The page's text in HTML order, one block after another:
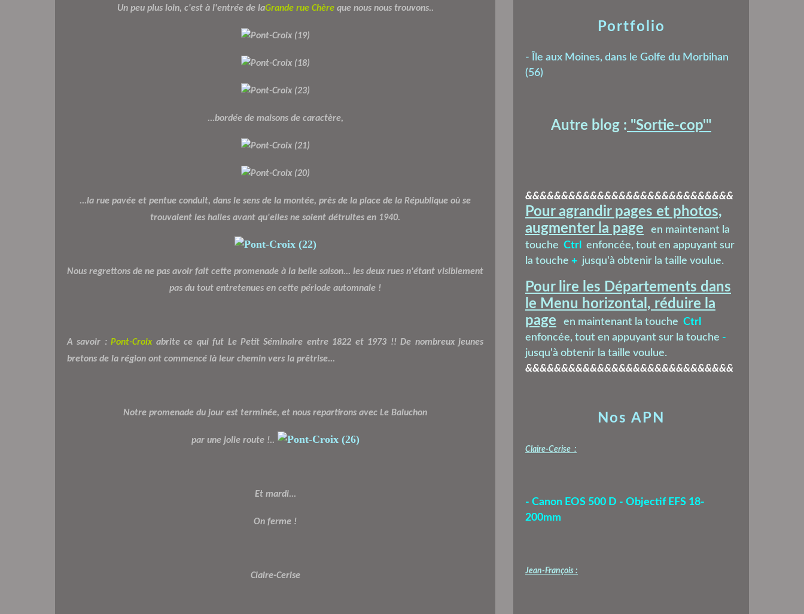
Un peu plus loin, c'est à l'entrée de laGrande rue Chère que nous nous trouvons..
...bordée de maisons de caractère,
...la rue pavée et pentue conduit, dans le sens de la montée, près de la place de la République où se
trouvaient les halles avant qu'elles ne soient détruites en 1940.
Nous regrettons de ne pas avoir fait cette promenade à la belle saison... les deux rues n'étant visiblement
pas du tout entretenues en cette période automnale !
A savoir :Pont-Croix abrite ce qui fut Le Petit Séminaire entre 1822 et 1973 !! De nombreux jeunes
bretons de la région ont commencé là leur chemin vers la prêtrise...
Notre promenade du jour est terminée, et nous repartirons avec Le Baluchon
par une jolie route !..
Et mardi...
On ferme !
Claire-Cerise
Nos APN
Claire-Cerise :
- Canon EOS 500 D - Objectif EFS 18-
200mm
Jean-François :
Portfolio
- Île aux Moines, dans le Golfe du Morbihan
(56)
Autre blog : "Sortie-cop'"
&&&&&&&&&&&&&&&&&&&&&&&&&&&&&
Pour agrandir pages et photos,
augmenter la page
en maintenant la
touche Ctrl
enfoncée, tout en appuyant sur
la touche + jusqu'à obtenir la taille voulue.
Pour lire les Départements dans
le Menu horizontal, réduire la
page
en maintenant la touche Ctrl
enfoncée, tout en appuyant sur la touche -
jusqu'à obtenir la taille voulue.
&&&&&&&&&&&&&&&&&&&&&&&&&&&&&